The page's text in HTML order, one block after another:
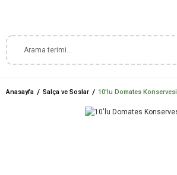
Anasayfa Salça ve Soslar 10'lu Domates Konservesi